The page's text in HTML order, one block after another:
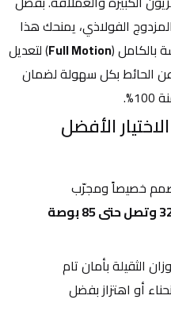
بالكامل (Full Motion
85 بوصة